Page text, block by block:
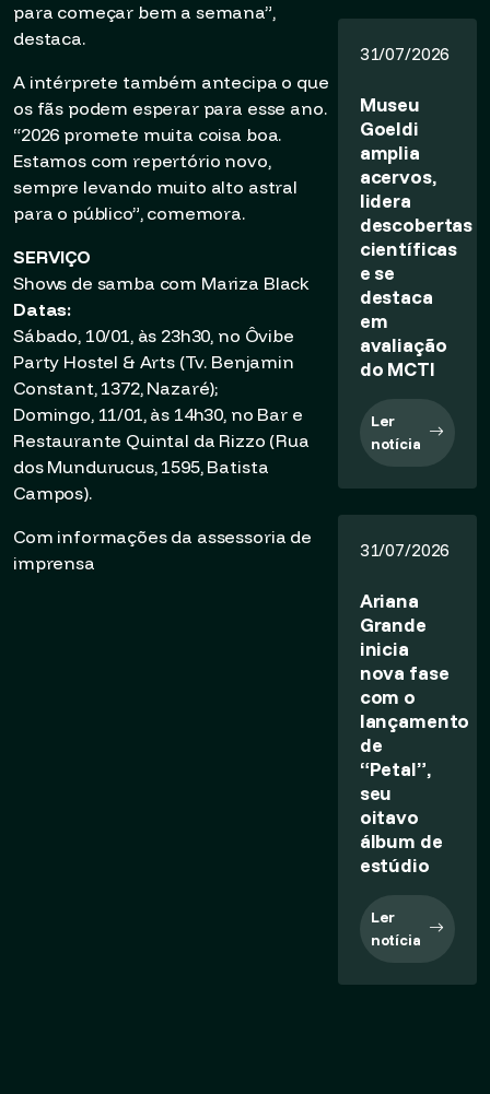
para começar bem a semana”,
destaca.
A intérprete também antecipa o que
os fãs podem esperar para esse ano.
“2026 promete muita coisa boa.
Estamos com repertório novo,
sempre levando muito alto astral
para o público”, comemora.
SERVIÇO
Shows de samba com Mariza Black
Datas:
Sábado, 10/01, às 23h30, no Ôvibe
Party Hostel & Arts (Tv. Benjamin
Constant, 1372, Nazaré);
Domingo, 11/01, às 14h30, no Bar e
Restaurante Quintal da Rizzo (Rua
dos Mundurucus, 1595, Batista
Campos).
Com informações da assessoria de
imprensa
31/07/2026
Museu
Goeldi
amplia
acervos,
lidera
descobertas
científicas
e se
destaca
em
avaliação
do MCTI
Ler
notícia
31/07/2026
Ariana
Grande
inicia
nova fase
com o
lançamento
de
“Petal”,
seu
oitavo
álbum de
estúdio
Ler
notícia